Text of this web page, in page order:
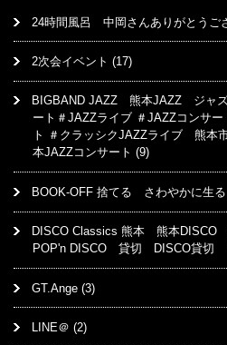
24時間風呂 中岡さんありがとうご
2次会イベント (17)
BIGBAND JAZZ 熊本JAZZ ジャ
ート＃JAZZライブ ＃JAZZコンサ
ト ＃クラッシクJAZZライブ 熊
本JAZZコンサート (9)
BOOK-OFF 捨てる さわやかに生る
DISCO Classics 熊本 熊本
POP'n DISCO 貸切 DISCO貸切
GT.Ange (3)
LINE＠ (2)